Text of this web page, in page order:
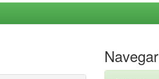
Navegar